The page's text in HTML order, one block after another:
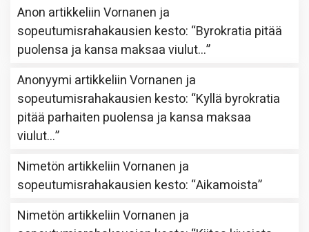
Anon artikkeliinVornanen ja
sopeutumisrahakausien kesto: “Byrokratia pitää
puolensa ja kansa maksaa viulut…”
Anonyymi artikkeliinVornanen ja
sopeutumisrahakausien kesto: “Kyllä byrokratia
pitää parhaiten puolensa ja kansa maksaa
viulut…”
Nimetön artikkeliinVornanen ja
sopeutumisrahakausien kesto: “Aikamoista”
Nimetön artikkeliinVornanen ja